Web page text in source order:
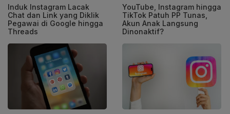
Induk Instagram Lacak
Chat dan Link yang Diklik
Pegawai di Google hingga
Threads
YouTube, Instagram hingga
TikTok Patuh PP Tunas,
Akun Anak Langsung
Dinonaktif?